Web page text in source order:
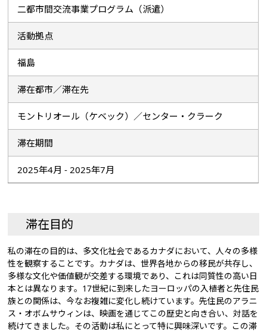
二都市間交流事業プログラム（派遣）
活動拠点
福島
滞在都市／滞在先
モントリオール（ケベック）／センター・クラーク
滞在期間
2025年4月 - 2025年7月
滞在目的
私の滞在の目的は、多文化社会であるカナダにおいて、人々の多様
性を観察することです。カナダは、世界各地からの移民が共存し、
多様な文化や価値観が交差する環境であり、これは同質性の高い日
本とは異なります。17世紀に到来したヨーロッパの入植者と先住民
族との関係は、今なお複雑に変化し続けています。先住民のアラニ
ス・オボムサウィンは、映画を通じてこの歴史と向き合い、対話を
続けてきました。その活動は私にとって特に興味深いです。この滞